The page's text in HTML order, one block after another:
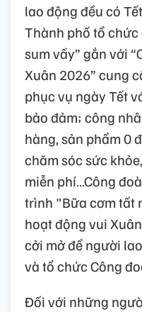
lao động đều có
Thành phố tổ
sum vầy” gắn với
Xuân 2026” cung
phục vụ ngày Tết
bảo đảm; công
hàng, sản phẩm 0
chăm sóc sức
miễn phí…Công
trình "Bữa cơm tất
hoạt động vui
cởi mở để người
và tổ chức Công
Đối với những